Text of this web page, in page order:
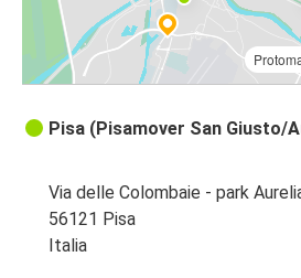
Pisa (Pisamover San Giusto/
Via delle Colombaie - park
56121 Pisa
Italia